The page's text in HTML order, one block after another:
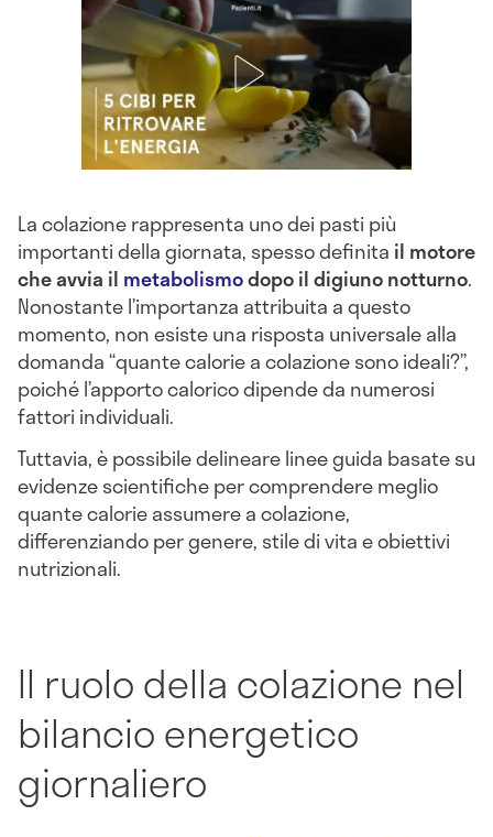
La colazione rappresenta uno dei pasti più
importanti della giornata, spesso definita il motore
che avvia il metabolismodopo il digiuno notturno.
Nonostante l’importanza attribuita a questo
momento, non esiste una risposta universale alla
domanda “quante calorie a colazione sono ideali?”,
poiché l’apporto calorico dipende da numerosi
fattori individuali.
Tuttavia, è possibile delineare linee guida basate su
evidenze scientifiche per comprendere meglio
quante calorie assumere a colazione,
differenziando per genere, stile di vita e obiettivi
nutrizionali.
Il ruolo della colazione nel
bilancio energetico
giornaliero